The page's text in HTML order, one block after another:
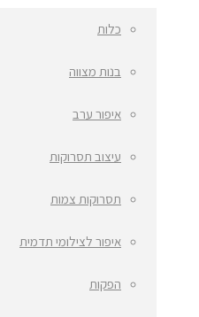
כלות
בנות מצווה
איפור ערב
עיצוב תסרוקות
תסרוקות צמות
איפור לצילומי תדמית
הפקות